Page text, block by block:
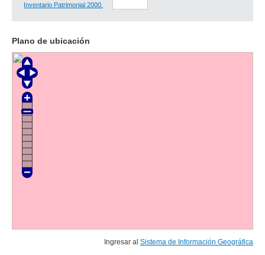
Inventario Patrimonial 2000.
Plano de ubicación
Ingresar al Sistema de Información Geográfica